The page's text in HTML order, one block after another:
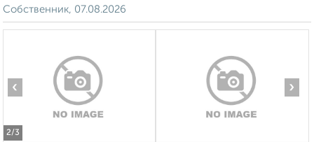
Собственник, 07.08.2026
2/3
‹ ›